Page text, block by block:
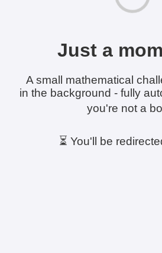
Just a
A small mathematical
in the background - fully
you're not a
⏳ You'll be